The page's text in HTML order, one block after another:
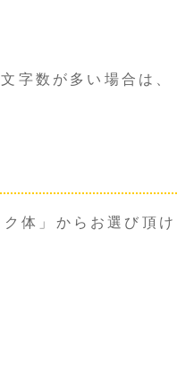
字数が多い場合は、
体」からお選び頂